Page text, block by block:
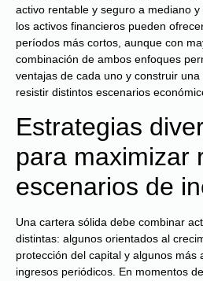
activo rentable y seguro a mediano
los activos financieros pueden
períodos más cortos, aunque con
combinación de ambos enfoques
ventajas de cada uno y construir
resistir distintos escenarios
Estrategias
para maximizar
escenarios de
Una cartera sólida debe combinar
distintas: algunos orientados al
protección del capital y algunos más
ingresos periódicos. En momentos